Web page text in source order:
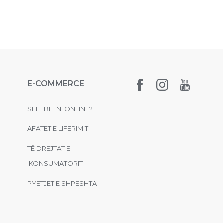
E-COMMERCE
SI TË BLENI ONLINE?
AFATET E LIFERIMIT
TË DREJTAT E
KONSUMATORIT
PYETJET E SHPESHTA